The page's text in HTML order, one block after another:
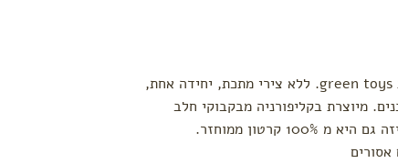
משאית גב מתרומם בצבע ורוד סגול מבית green toys. ללא צירי מתכת, יחידה אחת,
מיוצרת בקליפורניה מבקבוקי חלב
קרטון ממוחזר.